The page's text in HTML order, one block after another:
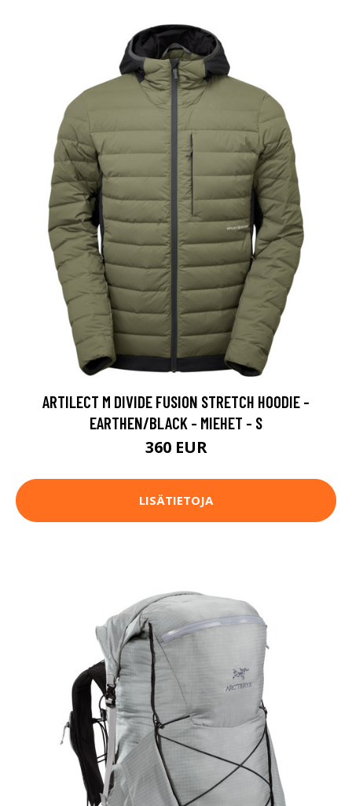
ARTILECT M DIVIDE FUSION STRETCH HOODIE -
EARTHEN/BLACK - MIEHET - S
360 EUR
LISÄTIETOJA